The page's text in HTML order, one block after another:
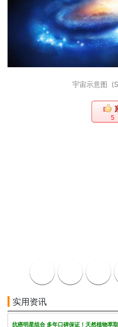
宇宙示意图
5
实用资讯
抗癌明星组合 多年口碑保证！天然植物萃